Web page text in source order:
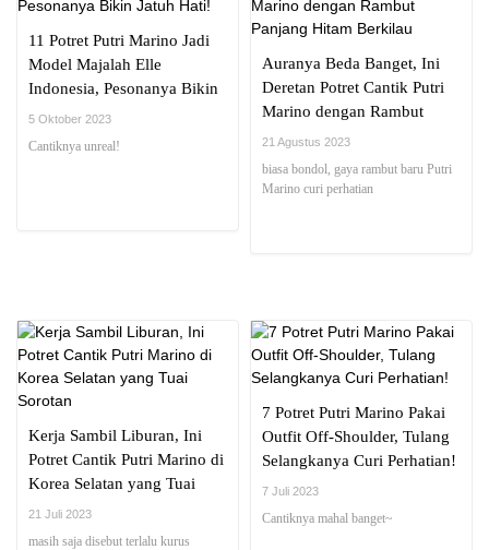
11 Potret Putri Marino Jadi
Model Majalah Elle
Indonesia, Pesonanya Bikin
Jatuh Hati!
5 Oktober 2023
Cantiknya unreal!
Auranya Beda Banget, Ini
Deretan Potret Cantik Putri
Marino dengan Rambut
Panjang Hitam Berkilau
21 Agustus 2023
biasa bondol, gaya rambut baru Putri
Marino curi perhatian
Kerja Sambil Liburan, Ini
Potret Cantik Putri Marino di
Korea Selatan yang Tuai
Sorotan
21 Juli 2023
masih saja disebut terlalu kurus
7 Potret Putri Marino Pakai
Outfit Off-Shoulder, Tulang
Selangkanya Curi Perhatian!
7 Juli 2023
Cantiknya mahal banget~